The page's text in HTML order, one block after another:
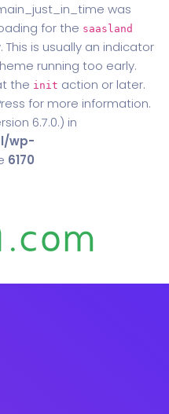
was
for the saasland
is usually an indicator
running too early.
the init action or later.
for more information.
6.7.0.) in
wp-
6170